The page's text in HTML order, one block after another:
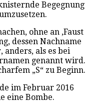
Begegnung
ohne an ‚Faust
dessen Nachname
anders, als es bei
genannt wird.
„S“ zu Beginn.
im Februar 2016
eine Bombe.